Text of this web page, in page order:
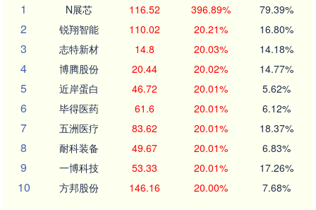
1
N展芯 116.52 396.89% 79.39%
2 锐翔智能 110.02 20.21% 16.80%
3 志特新材 14.8 20.03% 14.18%
4 博腾股份 20.44 20.02% 14.77%
5 近岸蛋白 46.72 20.01% 5.62%
6 毕得医药 61.6 20.01% 6.12%
7 五洲医疗 83.62 20.01% 18.37%
8 耐科装备 49.67 20.01% 6.83%
9 一博科技 53.33 20.01% 17.26%
10 方邦股份 146.16 20.00% 7.68%